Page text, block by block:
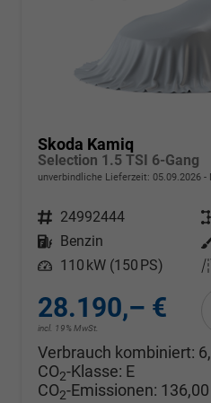
Skoda Kamiq
Selection 1.5 TSI 6-Gang
unverbindliche Lieferzeit: 05.09.2026
Fahrzeugnr. 24992444
Kraftstoff
Benzin
Leistung 110 kW (150 PS)
28.190,– €
incl. 19% MwSt.
Verbrauch kombiniert:
CO2-Klasse: E
CO2-Emissionen: